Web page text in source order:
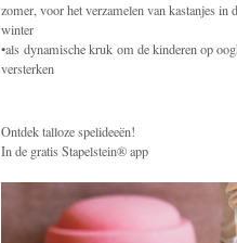
zomer, voor het verzamelen van kastanjes
winter
•als dynamische kruk om de kinderen op
versterken
Ontdek talloze spelideeën!
In de gratis Stapelstein® app